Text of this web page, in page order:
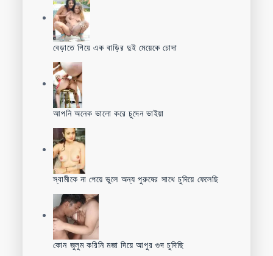
বেড়াতে গিয়ে এক বাড়ির দুই মেয়েকে চোদা
আপনি অনেক ভালো করে চুদেন ভাইয়া
স্বামীকে না পেয়ে ভুলে অন্য পুরুষের সাথে চুদিয়ে ফেলেছি
কোন জুলুম করিনি মজা দিয়ে আপুর গুদ চুদিছি